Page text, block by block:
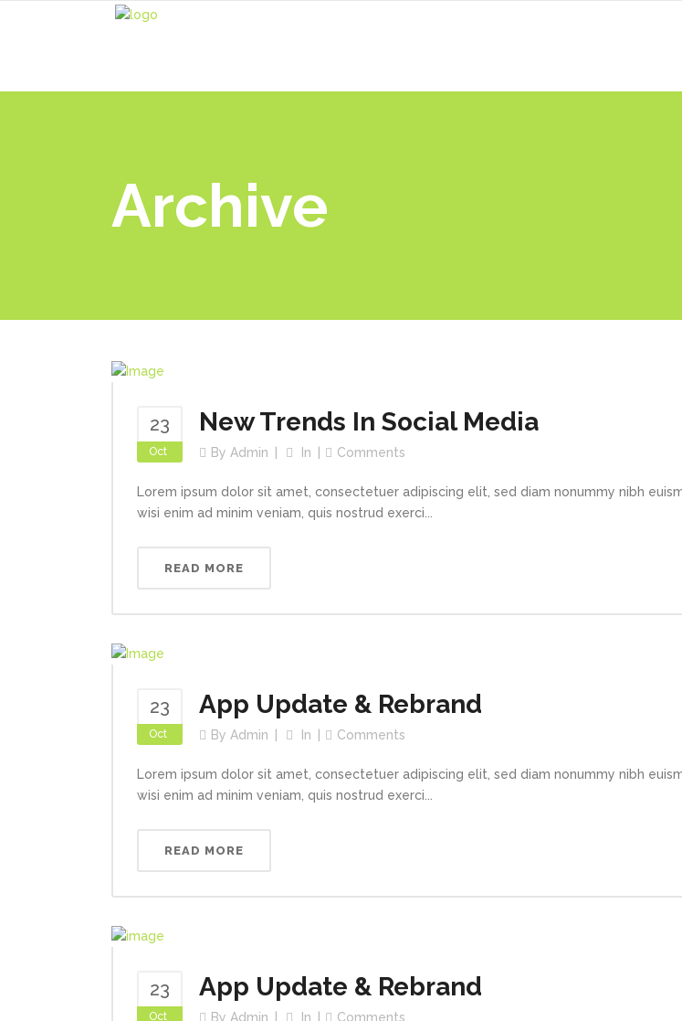
Archive
23
Oct
New Trends In Social Media
By Admin In Comments
Lorem ipsum dolor sit amet, consectetuer adipiscing elit, sed diam nonummy nibh
wisi enim ad minim veniam, quis nostrud exerci...
READ MORE
23
Oct
App Update & Rebrand
By Admin In Comments
Lorem ipsum dolor sit amet, consectetuer adipiscing elit, sed diam nonummy nibh
wisi enim ad minim veniam, quis nostrud exerci...
READ MORE
23
Oct
App Update & Rebrand
By Admin In Comments